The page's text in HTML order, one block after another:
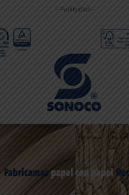
-- Publicidad --